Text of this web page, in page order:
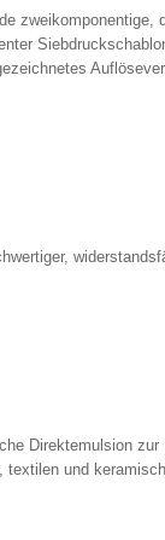
Direktemulsion
und